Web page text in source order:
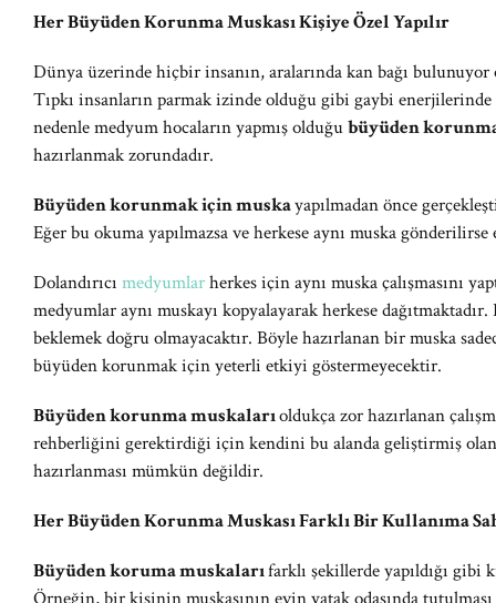
Her Büyüden Korunma Muskası Kişiye Özel Yapılır
Dünya üzerinde hiçbir insanın, aralarında kan bağı bulunuyor
Tıpkı insanların parmak izinde olduğu gibi gaybi
nedenle medyum hocaların yapmış olduğubüyüden
hazırlanmak zorundadır.
Büyüden korunmak için muskayapılmadan önce
Eğer bu okuma yapılmazsa ve herkese aynı muska
Dolandırıcı medyumlarherkes için aynı muska çalışmasını
medyumlar aynı muskayı kopyalayarak herkese
beklemek doğru olmayacaktır. Böyle hazırlanan bir muska
büyüden korunmak için yeterli etkiyi göstermeyecektir.
Büyüden korunma muskalarıoldukça zor hazırlanan
rehberliğini gerektirdiği için kendini bu alanda geliştirmiş
hazırlanması mümkün değildir.
Her Büyüden Korunma Muskası Farklı Bir Kullanıma
Büyüden koruma muskalarıfarklı şekillerde yapıldığı gibi